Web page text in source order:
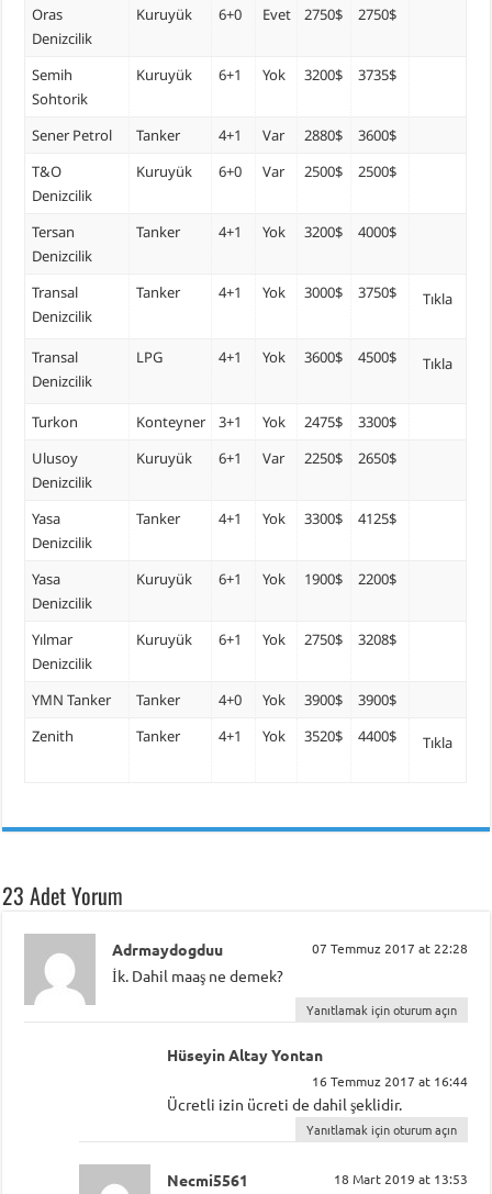
Oras
Denizcilik
Kuruyük 6+0 Evet 2750$ 2750$
Semih
Sohtorik
Kuruyük 6+1 Yok 3200$ 3735$
Sener Petrol Tanker 4+1 Var 2880$
3600$
T&O
Denizcilik
Kuruyük 6+0 Var 2500$ 2500$
Tersan
Denizcilik
Tanker 4+1 Yok 3200$ 4000$
Transal
Denizcilik
Tanker 4+1 Yok 3000$ 3750$ Tıkla
Transal
Denizcilik
LPG 4+1 Yok 3600$ 4500$ Tıkla
Turkon Konteyner 3+1 Yok 2475$
3300$
Ulusoy
Denizcilik
Kuruyük 6+1 Var 2250$ 2650$
Yasa
Denizcilik
Tanker 4+1 Yok 3300$ 4125$
Yasa
Denizcilik
Kuruyük 6+1 Yok 1900$ 2200$
Yılmar
Denizcilik
Kuruyük 6+1 Yok 2750$ 3208$
YMN Tanker Tanker 4+0 Yok 3900$
3900$
Zenith
Tanker 4+1 Yok 3520$ 4400$ Tıkla
23 Adet Yorum
Adrmaydogduu 07 Temmuz 2017 at 22:28
İk. Dahil maaş ne demek?
Yanıtlamak için oturum açın
Hüseyin Altay Yontan
16 Temmuz 2017 at 16:44
Ücretli izin ücreti de dahil şeklidir.
Yanıtlamak için oturum açın
Necmi5561 18 Mart 2019 at 13:53